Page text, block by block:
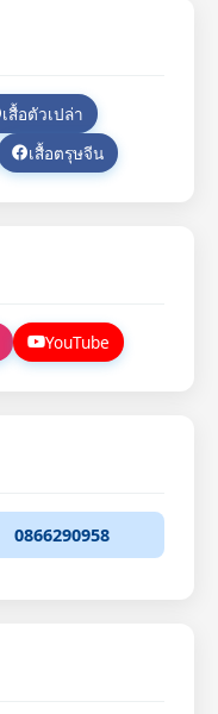
เสื้อตัวเปล่า
เสื้อตรุษจีน
YouTube
0866290958